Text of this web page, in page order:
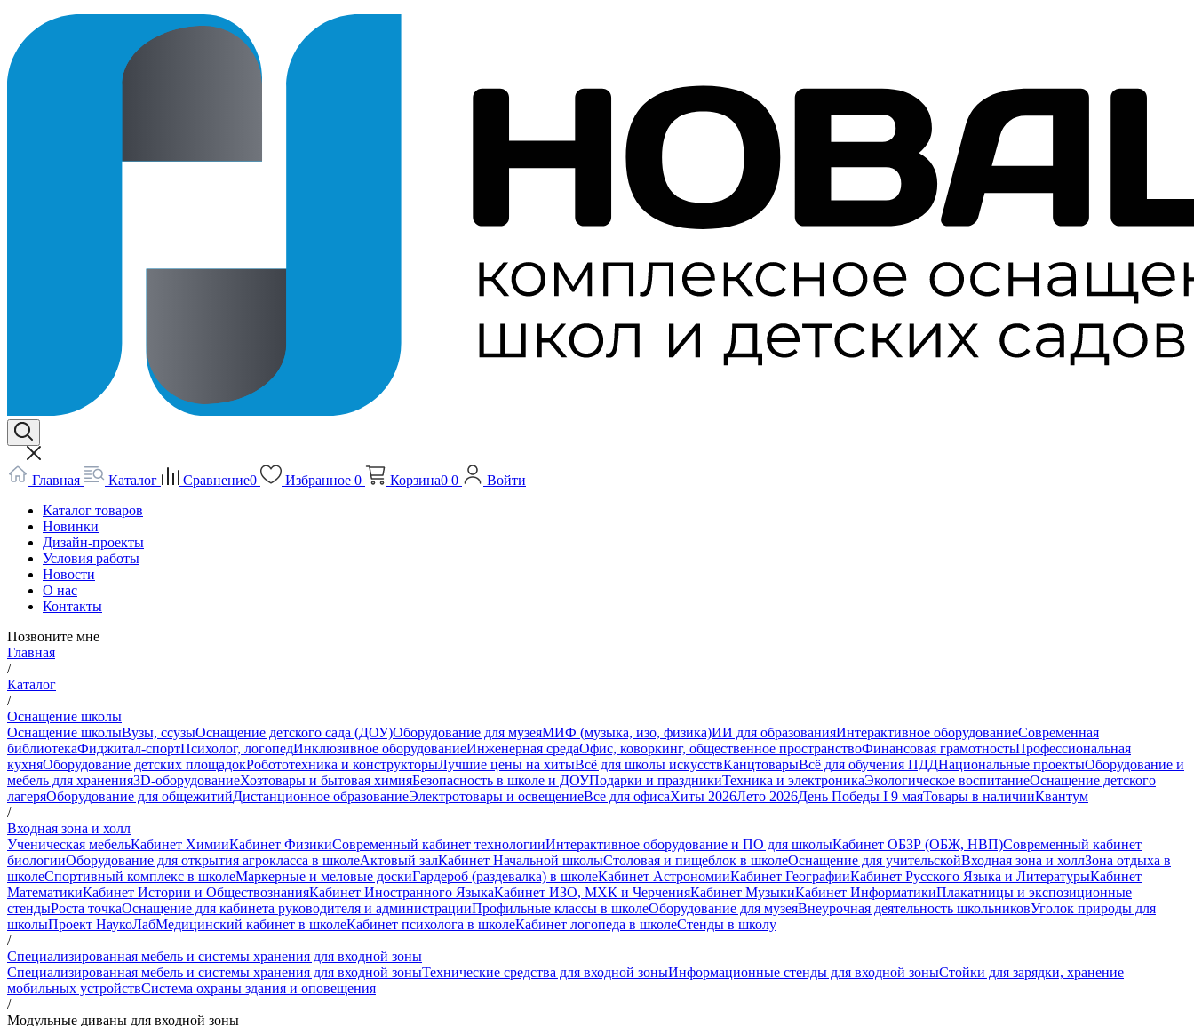
Главная Каталог Сравнение0 Избранное 0 Корзина0 0
Войти
Каталог товаров
Новинки
Дизайн-проекты
Условия работы
Новости
О нас
Контакты
Позвоните мне
Главная
/
Каталог
/
Оснащение школы
Оснащение школыВузы, ссузыОснащение детского сада (ДОУ)Оборудование для музеяМИФ (музыка, изо, физика)ИИ для образованияИнтерактивное оборудованиеСовременная
библиотекаФиджитал-спортПсихолог, логопедИнклюзивное оборудованиеИнженерная средаОфис, коворкинг, общественное пространствоФинансовая грамотностьПрофессиональная
кухняОборудование детских площадокРобототехника и конструкторыЛучшие цены на хитыВсё для школы искусствКанцтоварыВсё для обучения ПДДНациональные проектыОборудование и
мебель для хранения3D-оборудованиеХозтовары и бытовая химияБезопасность в школе и ДОУПодарки и праздникиТехника и электроникаЭкологическое воспитаниеОснащение детского
лагеряОборудование для общежитийДистанционное образованиеЭлектротовары и освещениеВсе для офисаХиты 2026Лето 2026День Победы I 9 маяТовары в наличииКвантум
/
Входная зона и холл
Ученическая мебельКабинет ХимииКабинет ФизикиСовременный кабинет технологииИнтерактивное оборудование и ПО для школыКабинет ОБЗР (ОБЖ, НВП)Современный кабинет
биологииОборудование для открытия агрокласса в школеАктовый залКабинет Начальной школыСтоловая и пищеблок в школеОснащение для учительскойВходная зона и холлЗона отдыха в
школеСпортивный комплекс в школеМаркерные и меловые доскиГардероб (раздевалка) в школеКабинет АстрономииКабинет ГеографииКабинет Русского Языка и ЛитературыКабинет
МатематикиКабинет Истории и ОбществознанияКабинет Иностранного ЯзыкаКабинет ИЗО, МХК и ЧерченияКабинет МузыкиКабинет ИнформатикиПлакатницы и экспозиционные
стендыРоста точкаОснащение для кабинета руководителя и администрацииПрофильные классы в школеОборудование для музеяВнеурочная деятельность школьниковУголок природы для
школыПроект НаукоЛабМедицинский кабинет в школеКабинет психолога в школеКабинет логопеда в школеСтенды в школу
/
Специализированная мебель и системы хранения для входной зоны
Специализированная мебель и системы хранения для входной зоныТехнические средства для входной зоныИнформационные стенды для входной зоныСтойки для зарядки, хранение
мобильных устройствСистема охраны здания и оповещения
/
Модульные диваны для входной зоны